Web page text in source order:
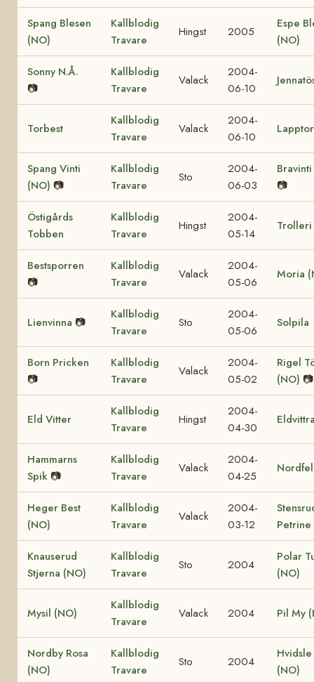
Spang Blesen
(NO)
Kallblodig
Travare
Hingst 2005
Espe
(NO)
Sonny N.Å.
📷
Kallblodig
Travare
Valack
2004-
06-10
Torbest
Kallblodig
Travare
Valack
2004-
06-10
Spang Vinti
(NO) 📷
Kallblodig
Travare
Sto
2004-
06-03
📷
Östigårds
Tobben
Kallblodig
Travare
Hingst
2004-
05-14
Trolleri
Bestsporren
📷
Kallblodig
Travare
Valack
2004-
05-06
Moria
Lienvinna 📷
Kallblodig
Travare
Sto
2004-
05-06
Solpila
Born Pricken
📷
Kallblodig
Travare
Valack
2004-
05-02
Rigel
(NO) 📷
Eld Vitter
Kallblodig
Travare
Hingst
2004-
04-30
Hammarns
Spik 📷
Kallblodig
Travare
Valack
2004-
04-25
Heger Best
(NO)
Kallblodig
Travare
Valack
2004-
03-12
Knauserud
Stjerna (NO)
Kallblodig
Travare
Sto 2004
Polar
(NO)
Mysil (NO)
Kallblodig
Travare
Valack 2004 Pil My
Nordby Rosa
(NO)
Kallblodig
Travare
Sto 2004
(NO)